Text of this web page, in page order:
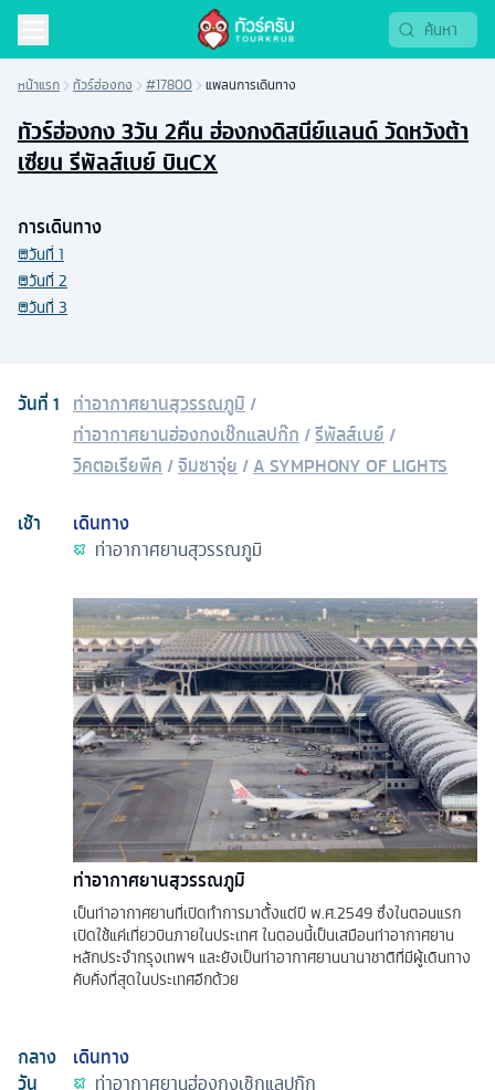
หน้าแรก ทัวร์ฮ่องกง #17800 แพลนการเดินทาง
ทัวร์ฮ่องกง 3วัน 2คืน ฮ่องกงดิสนีย์แลนด์ วัดหวังต้า
เซียน รีพัลส์เบย์ บินCX
วันที่1 ท่าอากาศยานสุวรรณภูมิ /
ท่าอากาศยานฮ่องกงเช๊กแลปก๊ก /รีพัลส์เบย์ /
วิคตอเรียพีค /จิมซาจุ่ย /A SYMPHONY OF LIGHTS
เช้า
เดินทาง
ท่าอากาศยานสุวรรณภูมิ
ท่าอากาศยานสุวรรณภูมิ
เป็นท่าอากาศยานที่เปิดทำการมาตั้งแต่ปี พ.ศ.2549 ซึ่งในตอนแรก
เปิดใช้แค่เที่ยวบินภายในประเทศ ในตอนนี้เป็นเสมือนท่าอากาศยาน
หลักประจำกรุงเทพฯ และยังเป็นท่าอากาศยานนานาชาติที่มีผู้เดินทาง
คับคั่งที่สุดในประเทศอีกด้วย
กลาง
วัน
เดินทาง
ท่าอากาศยานฮ่องกงเช๊กแลปก๊ก
การเดินทาง
วันที่ 1
วันที่ 2
วันที่ 3